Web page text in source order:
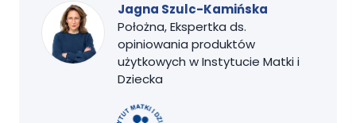
Jagna Szulc-Kamińska
Położna, Ekspertka ds.
opiniowania produktów
użytkowych w Instytucie Matki i
Dziecka